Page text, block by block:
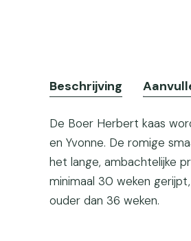
Beschrijving
De Boer Herbert kaas
en Yvonne. De romige
het lange, ambachtelijke
minimaal 30 weken
ouder dan 36 weken.